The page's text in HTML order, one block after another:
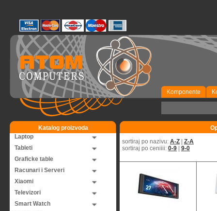
Komponente
Katalog proizvoda
Laptop
Tableti
Graficke table
Racunari i Serveri
Xiaomi
Televizori
Smart Watch
sortiraj po nazivu: A-Z
Z-A
sortiraj po ceniiii: 0-9 9-0